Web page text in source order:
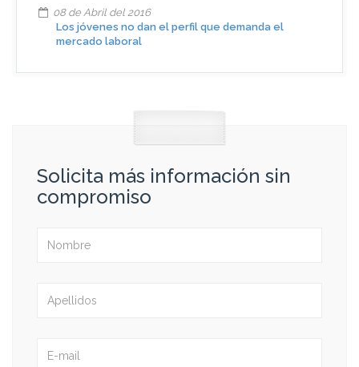
08 de Abril del 2016
Los jóvenes no dan el perfil que demanda el
mercado laboral
Solicita más información sin
compromiso